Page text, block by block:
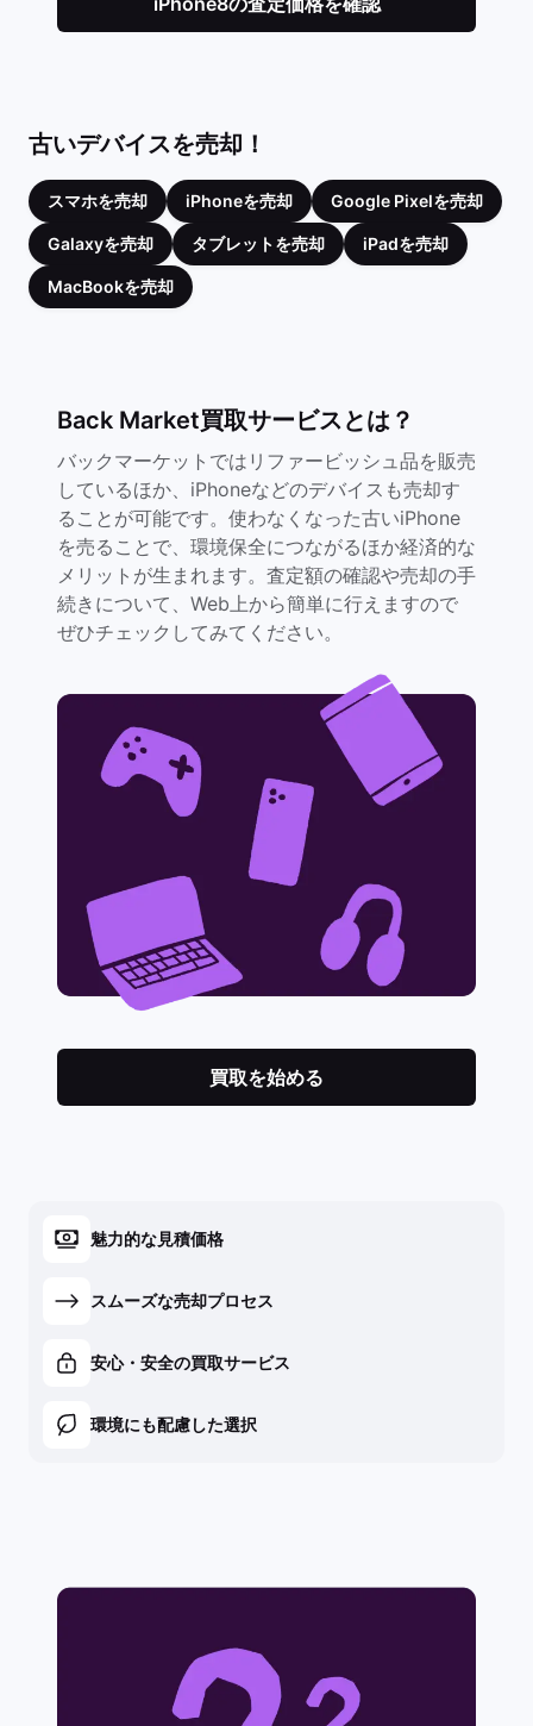
古いデバイスを売却！
スマホを売却 iPhoneを売却 Google Pixelを売却
Galaxyを売却 タブレットを売却 iPadを売却
MacBookを売却
Back Market買取サービスとは？
バックマーケットではリファービッシュ品を販売
しているほか、iPhoneなどのデバイスも売却す
ることが可能です。使わなくなった古いiPhone
を売ることで、環境保全につながるほか経済的な
メリットが生まれます。査定額の確認や売却の手
続きについて、Web上から簡単に行えますので
ぜひチェックしてみてください。
買取を始める
魅力的な見積価格
スムーズな売却プロセス
安心・安全の買取サービス
環境にも配慮した選択